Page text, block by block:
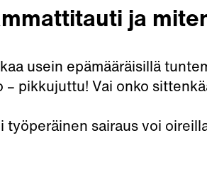
ja
usein epämääräisillä
– pikkujuttu! Vai onko
sairaus voi